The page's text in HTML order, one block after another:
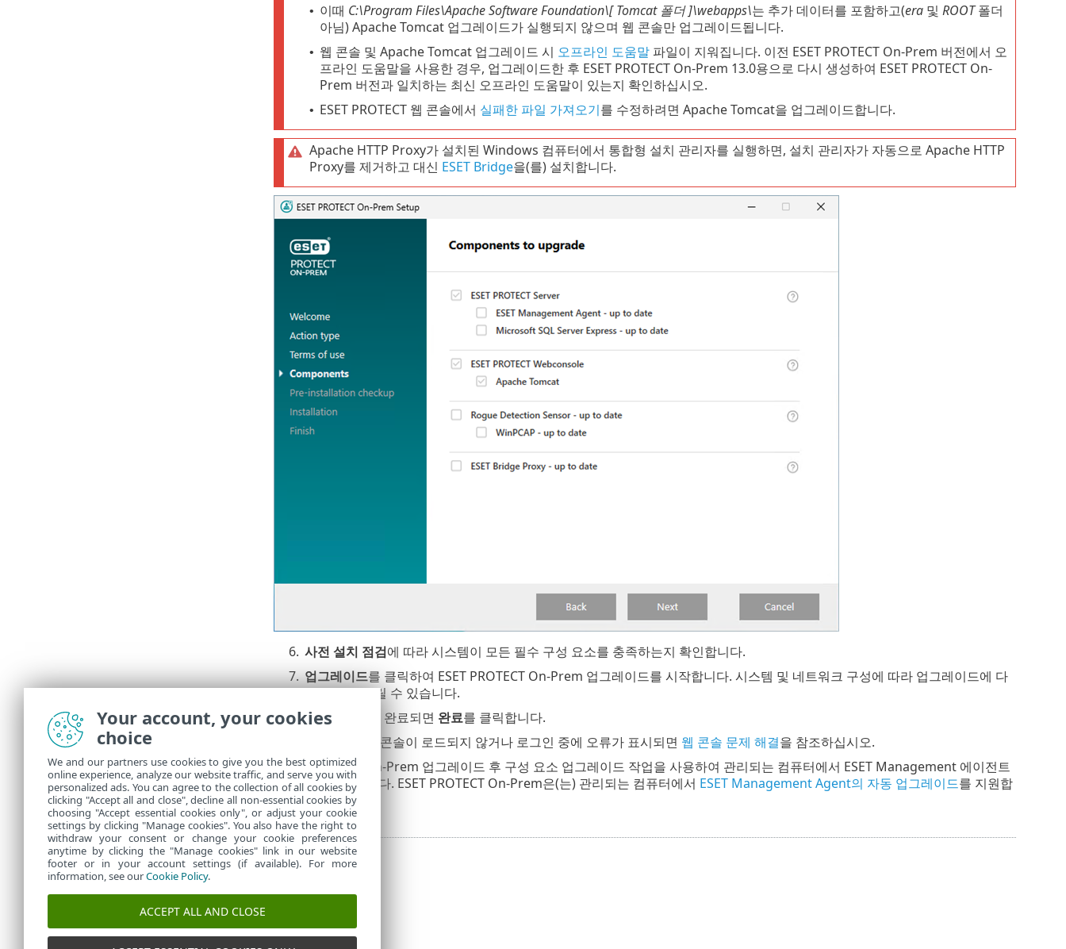
• 이때 C:\Program Files\Apache Software Foundation\[ Tomcat폴더]\webapps\는 추가 데이터를 포함하고(era및 ROOT폴더
아님) Apache Tomcat 업그레이드가 실행되지 않으며 웹 콘솔만 업그레이드됩니다.
• 웹 콘솔 및 Apache Tomcat 업그레이드 시 오프라인 도움말파일이 지워집니다. 이전 ESET PROTECT On-Prem 버전에서 오
프라인 도움말을 사용한 경우, 업그레이드한 후 ESET PROTECT On-Prem 13.0용으로 다시 생성하여 ESET PROTECT On-
Prem 버전과 일치하는 최신 오프라인 도움말이 있는지 확인하십시오.
• ESET PROTECT 웹 콘솔에서 실패한 파일 가져오기를 수정하려면 Apache Tomcat을 업그레이드합니다.
Apache HTTP Proxy가 설치된 Windows 컴퓨터에서 통합형 설치 관리자를 실행하면, 설치 관리자가 자동으로 Apache HTTP
Proxy를 제거하고 대신 ESET Bridge을(를) 설치합니다.
6. 사전 설치 점검에 따라 시스템이 모든 필수 구성 요소를 충족하는지 확인합니다.
7. 업그레이드를 클릭하여 ESET PROTECT On-Prem 업그레이드를 시작합니다. 시스템 및 네트워크 구성에 따라 업그레이드에 다
소 시간이 걸릴 수 있습니다.
8. 업그레이드가 완료되면 완료를 클릭합니다.
ESET PROTECT 웹 콘솔이 로드되지 않거나 로그인 중에 오류가 표시되면 웹 콘솔 문제 해결을 참조하십시오.
ESET PROTECT On-Prem 업그레이드 후 구성 요소 업그레이드 작업을 사용하여 관리되는 컴퓨터에서 ESET Management 에이전트
를 업그레이드합니다. ESET PROTECT On-Prem은(는) 관리되는 컴퓨터에서 ESET Management Agent의 자동 업그레이드를 지원합
니다.
Your account, your cookies
choice
We and our partners use cookies to give you the best optimized
online experience, analyze our website traffic, and serve you with
personalized ads. You can agree to the collection of all cookies by
clicking "Accept all and close", decline all non-essential cookies by
choosing "Accept essential cookies only", or adjust your cookie
settings by clicking "Manage cookies". You also have the right to
withdraw your consent or change your cookie preferences
anytime by clicking the "Manage cookies" link in our website
footer or in your account settings (if available). For more
information, see ourCookie Policy.
ACCEPT ALL AND CLOSE